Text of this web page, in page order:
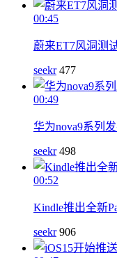
00:45
蔚来ET7风洞测
seekr 477
00:49
华为nova9系列
seekr 498
00:52
Kindle推出全新
seekr 906